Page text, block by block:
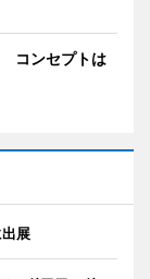
コンセプトは
展